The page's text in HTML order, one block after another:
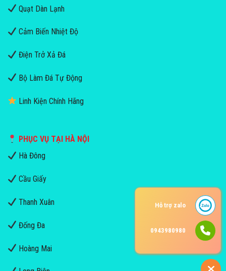
Quạt Dàn Lạnh
Cảm Biến Nhiệt Độ
Điện Trở Xả Đá
Bộ Làm Đá Tự Động
Linh Kiện Chính Hãng
PHỤC VỤ TẠI HÀ NỘI
Hà Đông
Cầu Giấy
Thanh Xuân
Đống Đa
Hoàng Mai
Hỗ trợ zalo
0943980980